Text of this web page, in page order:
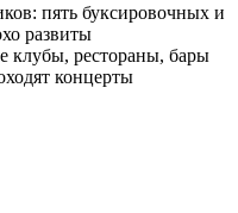
пять буксировочных и
развиты
клубы, рестораны, бары
концерты